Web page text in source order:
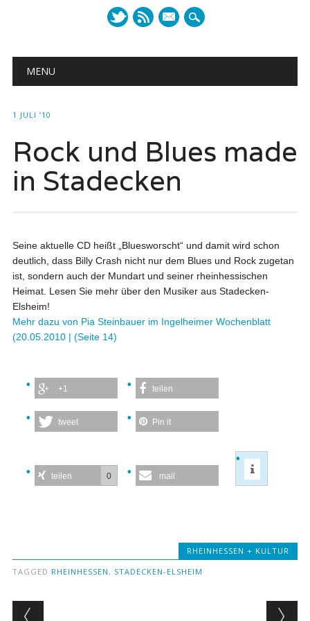
mail
Main menu
MENU
1 JULI ’10
Rock und Blues made
in Stadecken
Seine aktuelle CD heißt „Bluesworscht“ und damit wird schon
deutlich, dass Billy Crash nicht nur dem Blues und Rock zugetan
ist, sondern auch der Mundart und seiner rheinhessischen
Heimat. Lesen Sie mehr über den Musiker aus Stadecken-
Elsheim!
Mehr dazu von Pia Steinbauer im Ingelheimer Wochenblatt
(20.05.2010 | (Seite 14)
+1 teilen
tweet Pin it
teilen 0 mail
RHEINHESSEN + KULTUR
TAGGED RHEINHESSEN , STADECKEN-ELSHEIM
Post navigation